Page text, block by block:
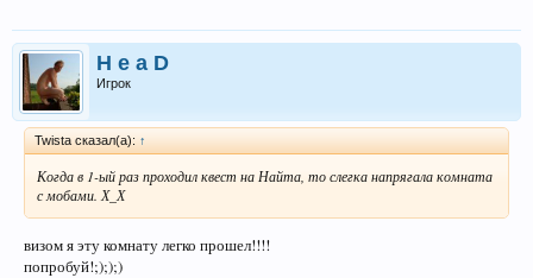
H e a D
Игрок
Twista сказал(а): ↑
Когда в 1-ый раз проходил квест на Найта, то слегка напрягала комната
с мобами. Х_Х
визом я эту комнату легко прошел!!!!
попробуй!;););)